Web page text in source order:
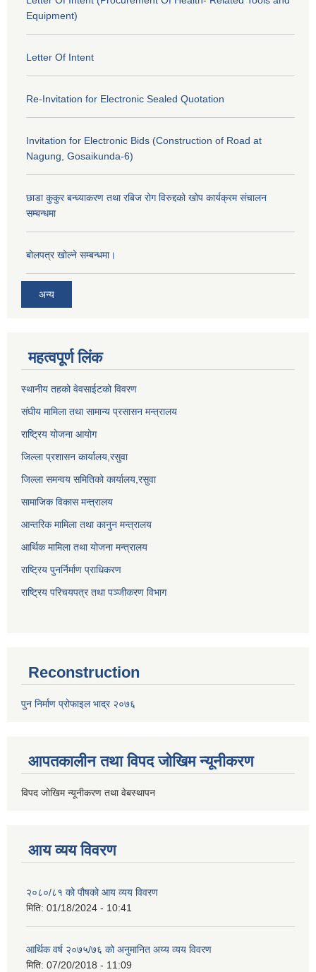
Equipment)
Letter Of Intent
Re-Invitation for Electronic Sealed Quotation
Invitation for Electronic Bids (Construction of Road at
Nagung, Gosaikunda-6)
छाडा कुकुर बन्ध्याकरण तथा रबिज रोग विरुद्दको खोप कार्यक्रम संचालन
सम्बन्धमा
बोलपत्र खोल्ने सम्बन्धमा।
अन्य
महत्वपूर्ण लिंक
स्थानीय तहको वेवसाईटको विवरण
संघीय मामिला तथा सामान्य प्रसासन मन्त्रालय
राष्ट्रिय योजना आयोग
जिल्ला प्रशासन कार्यालय,रसुवा
जिल्ला समन्वय समितिको कार्यालय,रसुवा
सामाजिक विकास मन्त्रालय
आन्तरिक मामिला तथा कानुन मन्त्रालय
आर्थिक मामिला तथा योजना मन्त्रालय
राष्ट्रिय पुनर्निर्माण प्राधिकरण
राष्ट्रिय परिचयपत्र तथा पञ्जीकरण विभाग
Reconstruction
पुन निर्माण प्रोफाइल भाद्र २०७६
आपतकालीन तथा विपद जोखिम न्यूनीकरण
विपद जोखिम न्यूनीकरण तथा वेबस्थापन
आय व्यय विवरण
२०८०/८१ को पौषको आय व्यय विवरण
मिति: 01/18/2024 - 10:41
आर्थिक वर्ष २०७५/७६ को अनुमानित अय्य व्यय विवरण
मिति: 07/20/2018 - 11:09